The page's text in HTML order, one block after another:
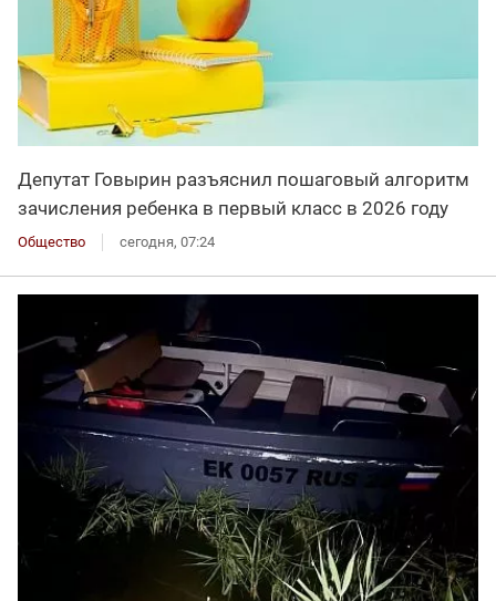
Депутат Говырин разъяснил пошаговый алгоритм
зачисления ребенка в первый класс в 2026 году
Общество сегодня, 07:24